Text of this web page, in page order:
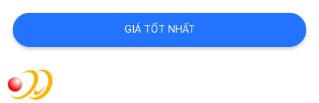
KIỂM
SOÁT
CHẤT
LƯỢNG
GIÁ TỐT NHẤT